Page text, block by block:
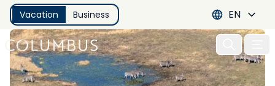
Vacation Business EN